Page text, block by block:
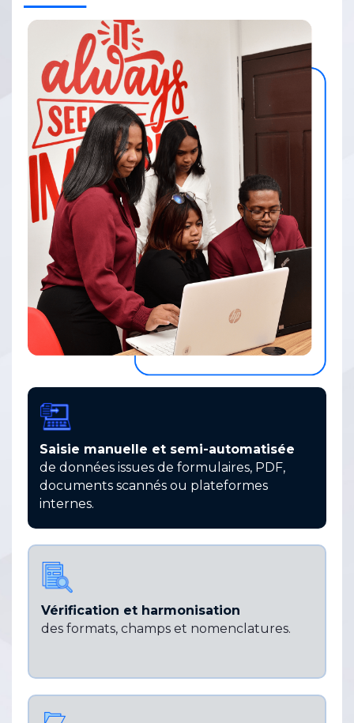
Saisie manuelle et semi-automatisée
de données issues de formulaires, PDF,
documents scannés ou plateformes
internes.
Vérification et harmonisation
des formats, champs et nomenclatures.